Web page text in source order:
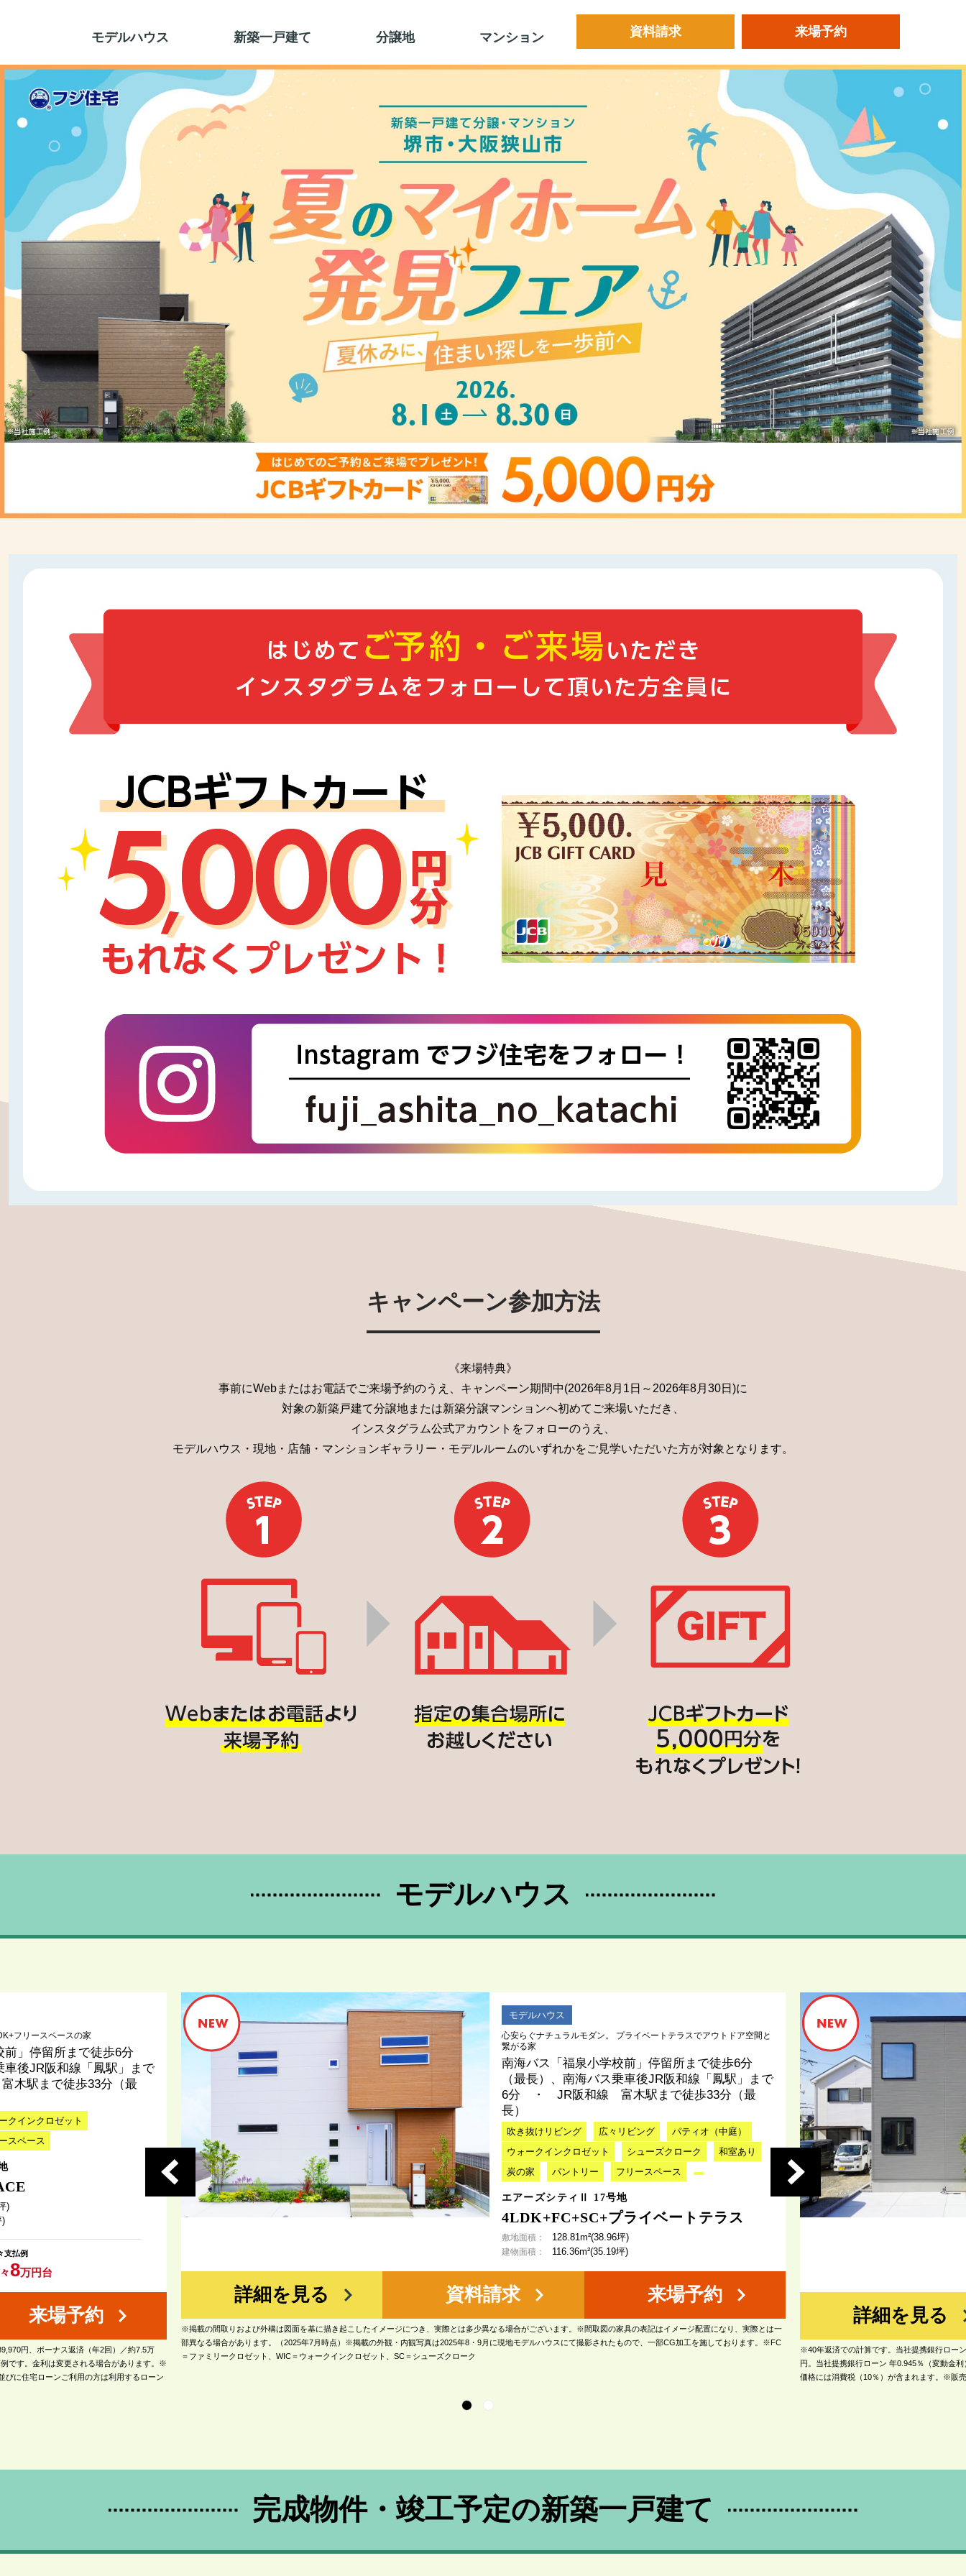
モデルハウス 新築一戸建て 分譲地 マンション 資料請求 来場予約
キャンペーン参加方法
《来場特典》
事前にWebまたはお電話でご来場予約のうえ、キャンペーン期間中(2026年8月1日～2026年8月30日)に
対象の新築戸建て分譲地または新築分譲マンションへ初めてご来場いただき、
インスタグラム公式アカウントをフォローのうえ、
モデルハウス・現地・店舗・マンションギャラリー・モデルルームのいずれかをご見学いただいた方が対象となります。
モデルハウス
フリースペースの家
」停留所まで徒歩6分
後JR阪和線「鳳駅」まで
駅まで徒歩33分（最
クインクロゼット
スペース
)
)
支払例
8万円台
来場予約
円、ボーナス返済（年2回）／約7.5万
です。金利は変更される場合があります。※
に住宅ローンご利用の方は利用するローン
モデルハウス
心安らぐナチュラルモダン。 プライベートテラスでアウトドア空間と
繋がる家
南海バス「福泉小学校前」停留所まで徒歩6分
（最長）、南海バス乗車後JR阪和線「鳳駅」まで
6分 ・ JR阪和線 富木駅まで徒歩33分（最
長）
吹き抜けリビング 広々リビング
パティオ（中庭）
ウォークインクロゼット
シューズクローク
和室あり
炭の家
パントリー フリースペース
エアーズシティⅡ 17号地
4LDK+FC+SC+プライベートテラス
敷地面積： 128.81m²(38.96坪)
建物面積： 116.36m²(35.19坪)
詳細を見る 資料請求 来場予約
※掲載の間取りおよび外構は図面を基に描き起こしたイメージにつき、実際とは多少異なる場合がございます。※間取図の家具の表記はイメージ配置になり、実際とは一
部異なる場合があります。（2025年7月時点）※掲載の外観・内観写真は2025年8・9月に現地モデルハウスにて撮影されたもので、一部CG加工を施しております。※FC
＝ファミリークロゼット、WIC＝ウォークインクロゼット、SC＝シューズクローク
詳細を見る
※40年返済での計算です。当社提携銀行ロー
円。当社提携銀行ローン 年0.945％（変動金
価格には消費税（10％）が含まれます。※販
完成物件・竣工予定の新築一戸建て